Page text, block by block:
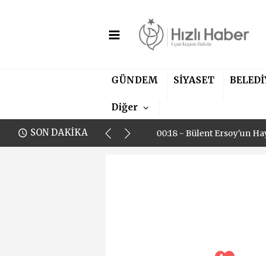
GÜNDEM SİYASET
Diğer
SON DAKİKA
00:18 - Bülent Ersoy'un
00:18 - Bülent Ersoy'un